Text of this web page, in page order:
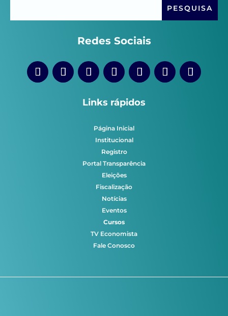
Redes Sociais
Links rápidos
Página Inicial
Institucional
Registro
Portal Transparência
Eleições
Fiscalização
Notícias
Eventos
Cursos
TV Economista
Fale Conosco